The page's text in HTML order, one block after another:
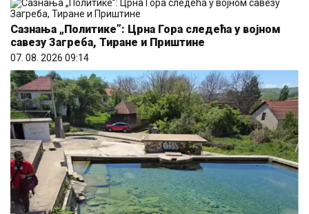
Сазнања „Политике”: Црна Гора следећа у војном
савезу Загреба, Тиране и Приштине
07. 08. 2026 09:14